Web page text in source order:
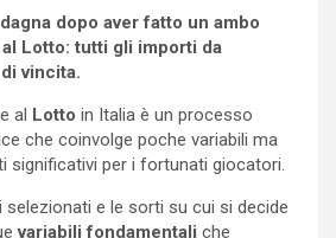
dopo aver fatto un ambo
Lotto: tutti gli importi da
vincita.
al Lotto in Italia è un processo
che coinvolge poche variabili ma
significativi per i fortunati giocatori.
selezionati e le sorti su cui si decide
variabili fondamentali che